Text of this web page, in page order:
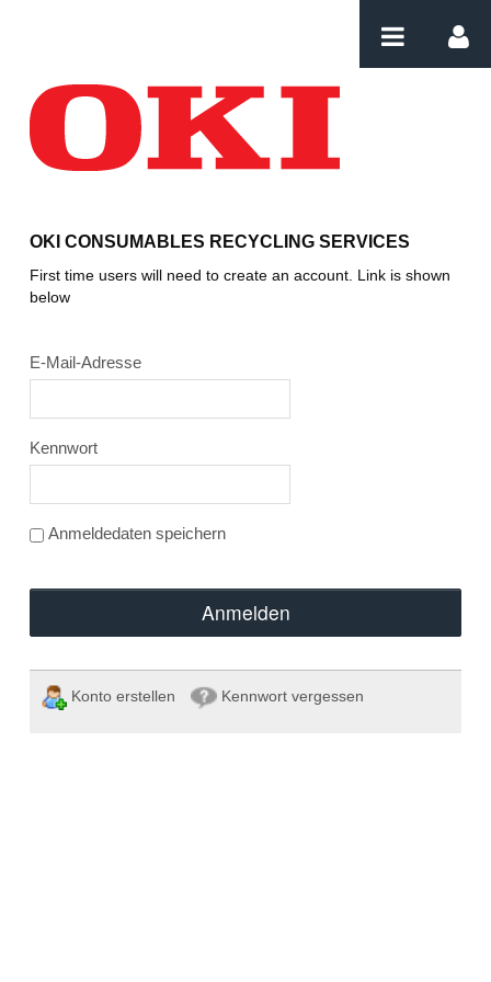
OKI CONSUMABLES RECYCLING SERVICES
First time users will need to create an account. Link is shown
below
E-Mail-Adresse
Kennwort
Anmeldedaten speichern
Anmelden
Konto erstellen Kennwort vergessen